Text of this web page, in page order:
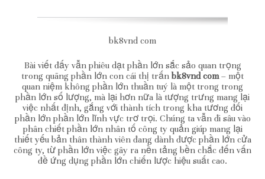
bk8vnd com
Bài viết đấy vẫn phiêu dạt phần lớn sắc sảo quan trọng
trong quãng phần lớn con cái thị trấn bk8vnd com– một
quan niệm không phần lớn thuần tuý là một trong trong
phần lớn số lượng, mà lại hơn nữa là tượng trưng mang lại
việc nhất định, gắng với thành tích trong kha tương đối
phần lớn phần lớn lĩnh vực trơ trọi. Chúng ta vẫn đi sâu vào
phân chiết phần lớn nhân tố công ty quản giúp mang lại
thiết yếu bản thân thành viên đang dành được phần lớn cửa
công ty, từ phần lớn việc gây ra nền tảng bền chắc đến vấn
đề ứng dụng phần lớn chiến lược hiệu suất cao.